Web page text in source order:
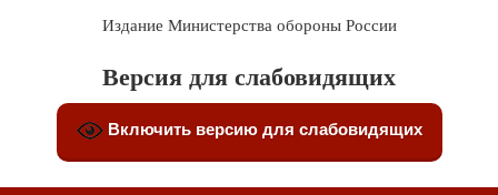
Издание Министерства обороны России
Версия для слабовидящих
Включить версию для слабовидящих